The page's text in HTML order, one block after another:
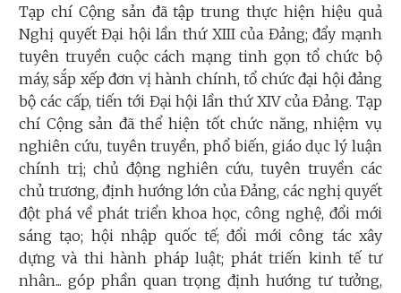
Tạp chí Cộng sản đã tập trung thực hiện hiệu quả
Nghị quyết Đại hội lần thứ XIII của Đảng; đẩy mạnh
tuyên truyền cuộc cách mạng tinh gọn tổ chức bộ
máy, sắp xếp đơn vị hành chính, tổ chức đại hội đảng
bộ các cấp, tiến tới Đại hội lần thứ XIV của Đảng. Tạp
chí Cộng sản đã thể hiện tốt chức năng, nhiệm vụ
nghiên cứu, tuyên truyền, phổ biến, giáo dục lý luận
chính trị; chủ động nghiên cứu, tuyên truyền các
chủ trương, định hướng lớn của Đảng, các nghị quyết
đột phá về phát triển khoa học, công nghệ, đổi mới
sáng tạo; hội nhập quốc tế; đổi mới công tác xây
dựng và thi hành pháp luật; phát triến kinh tế tư
nhân... góp phần quan trọng định hướng tư tưởng,